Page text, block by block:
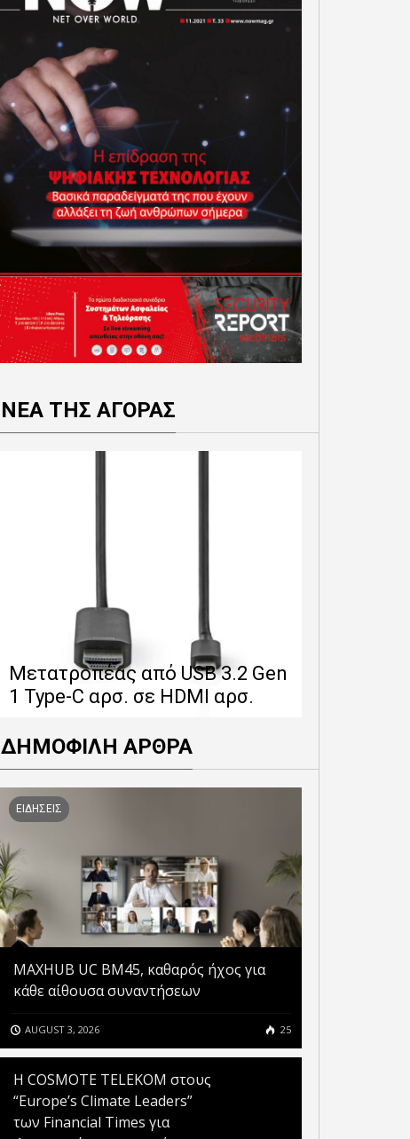
ΝΕΑ ΤΗΣ ΑΓΟΡΑΣ
Μετατροπέας από USB 3.2 Gen
1 Type-C αρσ. σε HDMI αρσ.
ΔΗΜΟΦΙΛΗ ΑΡΘΡΑ
ΕΙΔΗΣΕΙΣ
MAXHUB UC BM45, καθαρός ήχος για
κάθε αίθουσα συναντήσεων
AUGUST 3, 2026 25
Η COSMOTE TELEKOM στους
“Europe’s Climate Leaders”
των Financial Times για